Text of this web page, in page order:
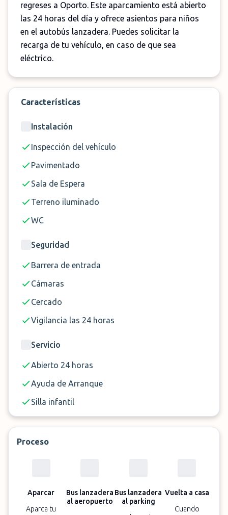
regreses a Oporto. Este aparcamiento está abierto
las 24 horas del día y ofrece asientos para niños
en el autobús lanzadera. Puedes solicitar la
recarga de tu vehículo, en caso de que sea
eléctrico.
🔐Seguridad
🚘 Vehículos Aptos
Características
Instalación
Inspección del vehículo
Pavimentado
Sala de Espera
Terreno iluminado
WC
Seguridad
Barrera de entrada
Cámaras
Cercado
Vigilancia las 24 horas
Servicio
Abierto 24 horas
Ayuda de Arranque
Silla infantil
Proceso
Aparcar
Aparca tu
Bus lanzadera
al aeropuerto
Bus lanzadera
al parking
Vuelta a casa
Cuando